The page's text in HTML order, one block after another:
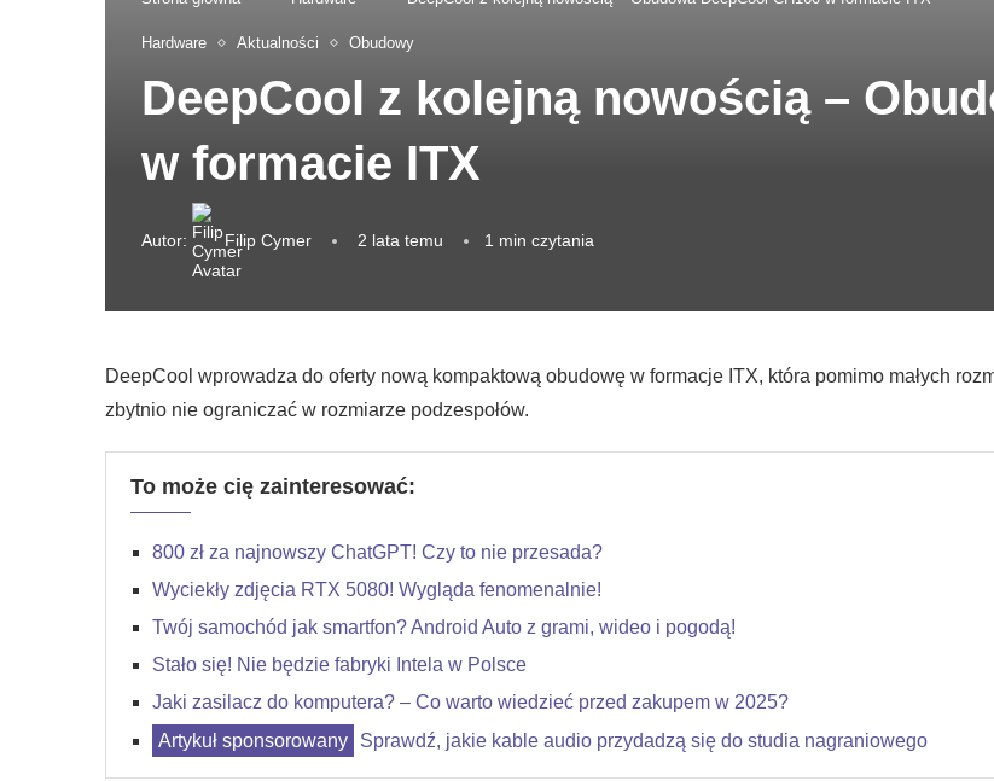
Hardware Aktualności Obudowy
DeepCool z kolejną nowością –
w formacie ITX
Autor: Filip Cymer 2 lata temu 1 min czytania
DeepCool wprowadza do oferty nową kompaktową obudowę w formacje ITX, która pomimo małych
zbytnio nie ograniczać w rozmiarze podzespołów.
To może cię zainteresować:
800 zł za najnowszy ChatGPT! Czy to nie przesada?
Wyciekły zdjęcia RTX 5080! Wygląda fenomenalnie!
Twój samochód jak smartfon? Android Auto z grami, wideo i pogodą!
Stało się! Nie będzie fabryki Intela w Polsce
Jaki zasilacz do komputera? – Co warto wiedzieć przed zakupem w 2025?
Sprawdź, jakie kable audio przydadzą się do studia nagraniowego